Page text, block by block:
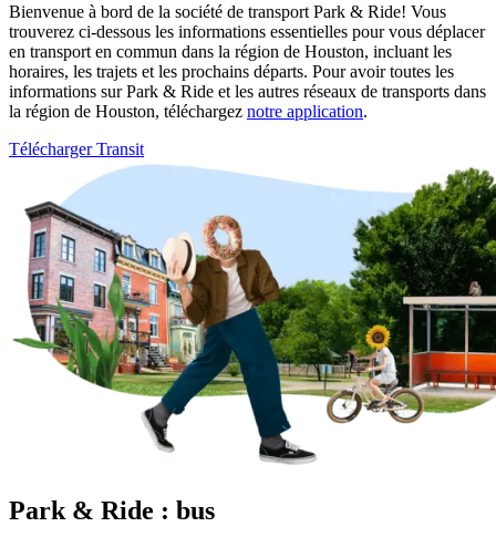
Bienvenue à bord de la société de transport Park & Ride! Vous
trouverez ci-dessous les informations essentielles pour vous déplacer
en transport en commun dans la région de Houston, incluant les
horaires, les trajets et les prochains départs. Pour avoir toutes les
informations sur Park & Ride et les autres réseaux de transports dans
la région de Houston, téléchargez notre application.
Télécharger Transit
Park & Ride : bus